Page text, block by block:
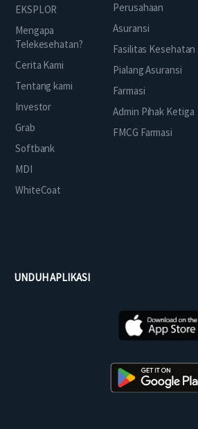
EKSPLOR
Mengapa
Telekesehatan?
Cerita Kami
Tentang kami
Investor
Grab
Softbank
MDI
WhiteCoat
Perusahaan
Asuransi
Fasilitas Kesehatan
Pialang Asuransi
Farmasi
Admin Pihak Ketiga
FMCG Farmasi
UNDUH APLIKASI